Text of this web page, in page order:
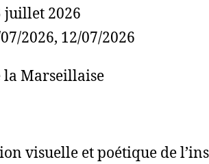
juillet 2026
2026, 12/07/2026
la Marseillaise
visuelle et poétique de